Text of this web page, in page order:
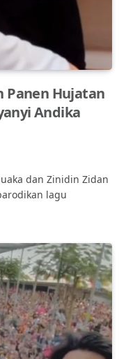
Panen Hujatan
Andika
dan Zinidin Zidan
lagu